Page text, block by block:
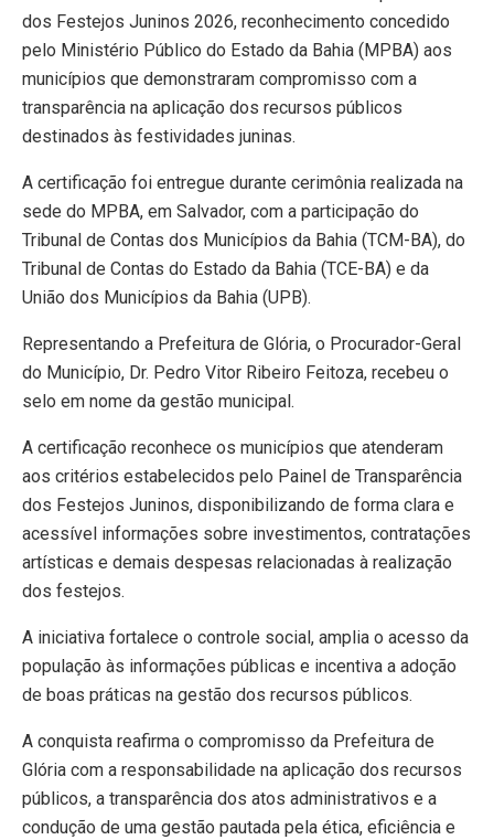
dos Festejos Juninos 2026, reconhecimento concedido
pelo Ministério Público do Estado da Bahia (MPBA) aos
municípios que demonstraram compromisso com a
transparência na aplicação dos recursos públicos
destinados às festividades juninas.
A certificação foi entregue durante cerimônia realizada na
sede do MPBA, em Salvador, com a participação do
Tribunal de Contas dos Municípios da Bahia (TCM-BA), do
Tribunal de Contas do Estado da Bahia (TCE-BA) e da
União dos Municípios da Bahia (UPB).
Representando a Prefeitura de Glória, o Procurador-Geral
do Município, Dr. Pedro Vitor Ribeiro Feitoza, recebeu o
selo em nome da gestão municipal.
A certificação reconhece os municípios que atenderam
aos critérios estabelecidos pelo Painel de Transparência
dos Festejos Juninos, disponibilizando de forma clara e
acessível informações sobre investimentos, contratações
artísticas e demais despesas relacionadas à realização
dos festejos.
A iniciativa fortalece o controle social, amplia o acesso da
população às informações públicas e incentiva a adoção
de boas práticas na gestão dos recursos públicos.
A conquista reafirma o compromisso da Prefeitura de
Glória com a responsabilidade na aplicação dos recursos
públicos, a transparência dos atos administrativos e a
condução de uma gestão pautada pela ética, eficiência e